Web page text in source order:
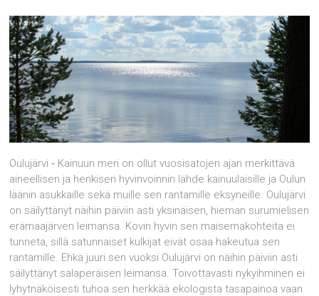
Oulujärvi ‑ Kainuun meri on ollut vuosisatojen ajan merkittävä
aineellisen ja henkisen hyvinvoinnin lähde kainuulaisille ja Oulun
läänin asukkaille sekä muille sen rantamille eksyneille. Oulujärvi
on säilyttänyt näihin päiviin asti yksinäisen, hieman surumielisen
erämaajärven leimansa. Kovin hyvin sen maisemakohteita ei
tunneta, sillä satunnaiset kulkijat eivät osaa hakeutua sen
rantamille. Ehkä juuri sen vuoksi Oulujärvi on näihin päiviin asti
säilyttänyt salaperäisen leimansa. Toivottavasti nykyihminen ei
lyhytnäköi­sesti tuhoa sen herkkää ekologista tasapainoa vaan